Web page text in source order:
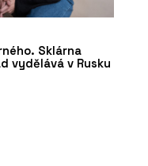
Sklárna
vydělává v Rusku